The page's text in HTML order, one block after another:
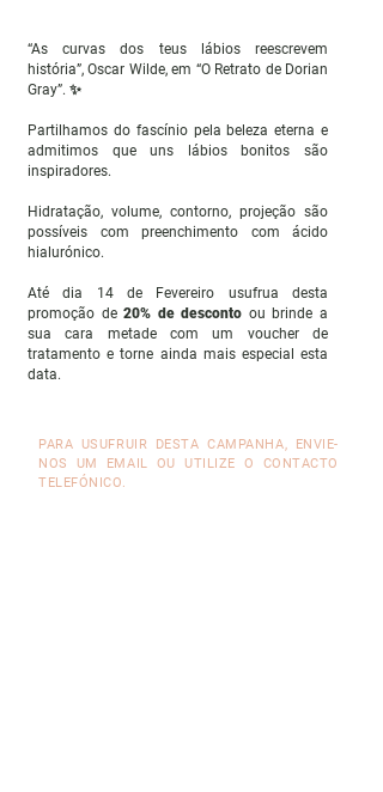
“As curvas dos teus lábios reescrevem
história”, Oscar Wilde, em “O Retrato de Dorian
Gray”. ✨
Partilhamos do fascínio pela beleza eterna e
admitimos que uns lábios bonitos são
inspiradores.
Hidratação, volume, contorno, projeção são
possíveis com preenchimento com ácido
hialurónico.
Até dia 14 de Fevereiro usufrua desta
promoção de20% de desconto ou brinde a
sua cara metade com um voucher de
tratamento e torne ainda mais especial esta
data.
PARA USUFRUIR DESTA CAMPANHA, ENVIE-
NOS UM EMAIL OU UTILIZE O CONTACTO
TELEFÓNICO.